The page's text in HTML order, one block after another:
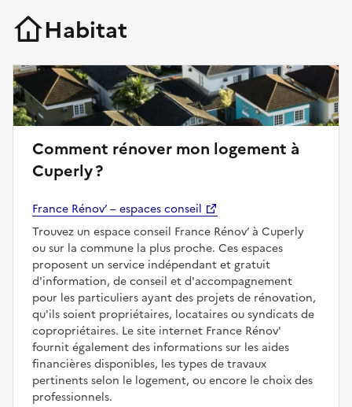
Habitat
Comment rénover mon logement à
Cuperly ?
France Rénov’ – espaces conseil
Trouvez un espace conseil France Rénov’ à Cuperly
ou sur la commune la plus proche. Ces espaces
proposent un service indépendant et gratuit
d'information, de conseil et d'accompagnement
pour les particuliers ayant des projets de rénovation,
qu'ils soient propriétaires, locataires ou syndicats de
copropriétaires. Le site internet France Rénov'
fournit également des informations sur les aides
financières disponibles, les types de travaux
pertinents selon le logement, ou encore le choix des
professionnels.